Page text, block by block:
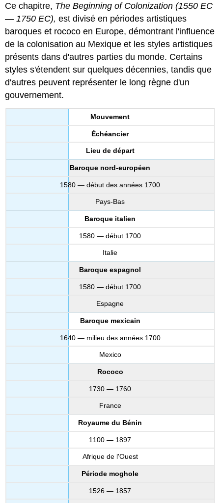
Ce chapitre, The Beginning of Colonization (1550 EC
— 1750 EC), est divisé en périodes artistiques
baroques et rococo en Europe, démontrant l'influence
de la colonisation au Mexique et les styles artistiques
présents dans d'autres parties du monde. Certains
styles s'étendent sur quelques décennies, tandis que
d'autres peuvent représenter le long règne d'un
gouvernement.
Mouvement
Échéancier
Lieu de départ
Baroque nord-européen
1580 — début des années 1700
Pays-Bas
Baroque italien
1580 — début 1700
Italie
Baroque espagnol
1580 — début 1700
Espagne
Baroque mexicain
1640 — milieu des années 1700
Mexico
Rococo
1730 — 1760
France
Royaume du Bénin
1100 — 1897
Afrique de l'Ouest
Période moghole
1526 — 1857